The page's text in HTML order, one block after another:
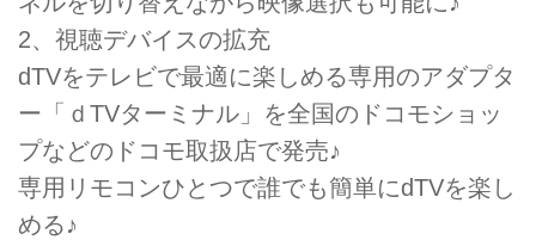
2、視聴デバイスの拡充
dTVをテレビで最適に楽しめる専用のアダプタ
ー「ｄTVターミナル」を全国のドコモショッ
プなどのドコモ取扱店で発売♪
専用リモコンひとつで誰でも簡単にdTVを楽し
める♪